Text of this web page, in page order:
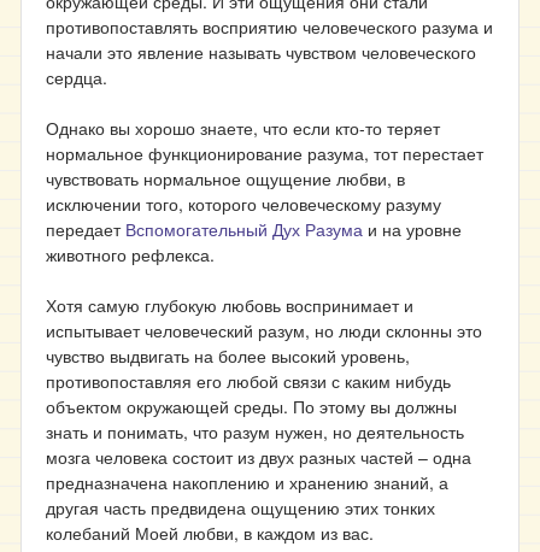
противопоставлять восприятию человеческого разума и
начали это явление называть чувством человеческого
сердца.
Однако вы хорошо знаете, что если кто-то теряет
нормальное функционирование разума, тот перестает
чувствовать нормальное ощущение любви, в
исключении того, которого человеческому разуму
передает Вспомогательный Дух Разума и на уровне
животного рефлекса.
Хотя самую глубокую любовь воспринимает и
испытывает человеческий разум, но люди склонны это
чувство выдвигать на более высокий уровень,
противопоставляя его любой связи с каким нибудь
объектом окружающей среды. По этому вы должны
знать и понимать, что разум нужен, но деятельность
мозга человека состоит из двух разных частей – одна
предназначена накоплению и хранению знаний, а
другая часть предвидена ощущению этих тонких
колебаний Моей любви, в каждом из вас.